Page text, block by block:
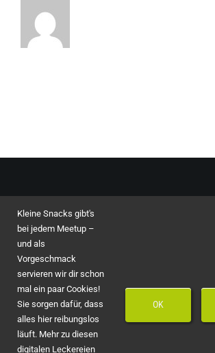
Impressum
Speakers
Marketing
© Copyright 2023 - 2026 by
CSRSM Partners
Kleine Snacks gibt's
bei jedem Meetup –
und als
Vorgeschmack
servieren wir dir schon
mal ein paar Cookies!
Sie sorgen dafür, dass
alles hier reibungslos
läuft. Mehr zu diesen
digitalen Leckereien
OK